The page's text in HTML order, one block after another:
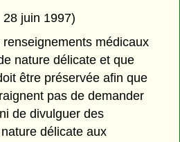
juin 1997)
médicaux
nature délicate et que
être préservée afin que
pas de demander
de divulguer des
délicate aux